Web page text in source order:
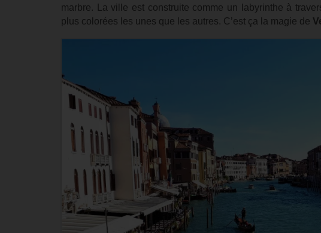
marbre. La ville est construite comme un labyrinthe à
plus colorées les unes que les autres. C’est ça la magie de